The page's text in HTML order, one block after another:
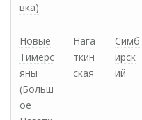
вка)
Новые
Тимерс
яны
(Больш
ое
Нага
ткин
ская
Симб
ирск
ий